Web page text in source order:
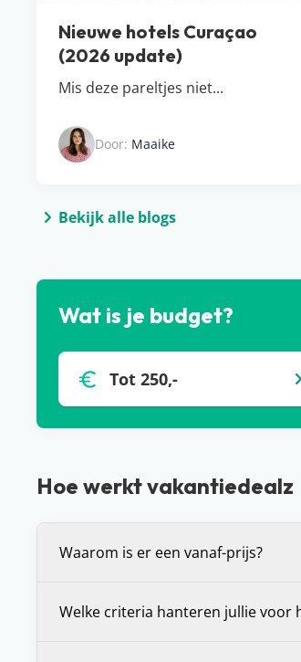
Nieuwe hotels Curaçao
(2026 update)
Mis deze pareltjes niet...
Door: Maaike
Bekijk alle blogs
Wat is je budget?
Tot 250,-
Hoe werkt vakantiedealz
Waarom is er een vanaf-prijs?
prijs voor de vakantie die je voor je
Welke criteria hanteren jullie voor